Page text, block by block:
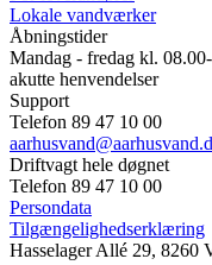
Lokale vandværker
Åbningstider
Mandag - fredag kl.
akutte henvendelser
Support
Telefon 89 47 10 00
Driftvagt hele døgnet
Telefon 89 47 10 00
Persondata
Tilgængelighedserklæring
Hasselager Allé 29, 8260